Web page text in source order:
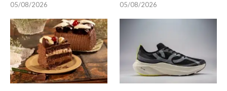
05/08/2026 05/08/2026